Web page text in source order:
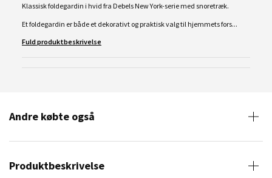
Klassisk foldegardin i hvid fra Debels New York-serie med snoretræk.
Et foldegardin er både et dekorativt og praktisk valg til hjemmets fors...
Fuld produktbeskrivelse
Andre købte også
Produktbeskrivelse